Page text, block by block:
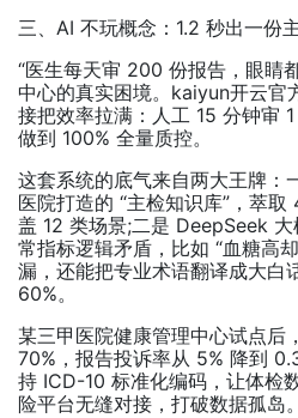
三、AI 不玩概念：1.2 秒出一份
“医生每天审 200 份报告，眼睛
中心的真实困境。kaiyun开云官
接把效率拉满：人工 15 分钟审
做到 100% 全量质控。
这套系统的底气来自两大王牌：
医院打造的 “主检知识库”，萃
盖 12 类场景;二是 DeepSeek
常指标逻辑矛盾，比如 “血糖高
漏，还能把专业术语翻译成大白
60%。
某三甲医院健康管理中心试点后
70%，报告投诉率从 5% 降到
持 ICD-10 标准化编码，让体检
险平台无缝对接，打破数据孤岛。